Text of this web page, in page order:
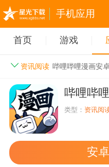
手机应用
首页 游戏
资讯阅读 哔哩哔哩漫画安
哔哩哔
类型： 资讯阅
安